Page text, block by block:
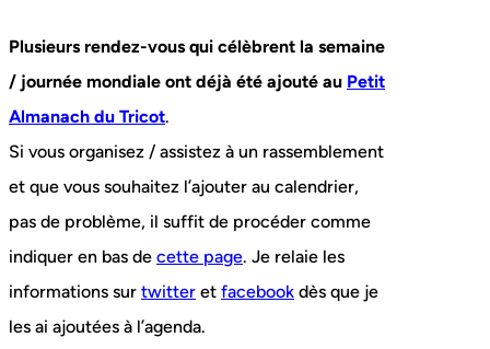
Plusieurs rendez-vous qui célèbrent la semaine
/ journée mondiale ont déjà été ajouté au Petit
Almanach du Tricot.
Si vous organisez / assistez à un rassemblement
et que vous souhaitez l’ajouter au calendrier,
pas de problème, il suffit de procéder comme
indiquer en bas de cette page. Je relaie les
informations sur twitter et facebook dès que je
les ai ajoutées à l’agenda.